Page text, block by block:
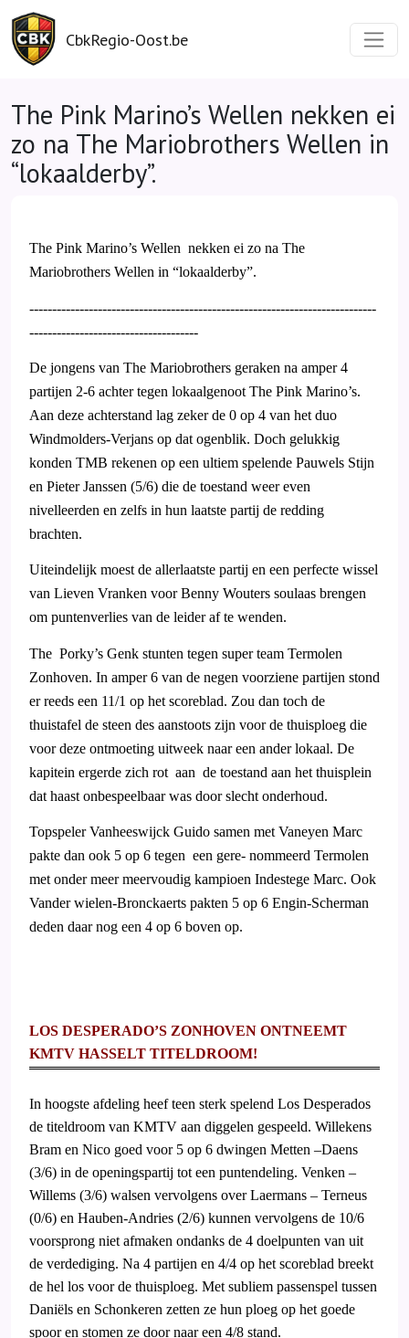
CbkRegio-Oost.be
The Pink Marino’s Wellen nekken ei
zo na The Mariobrothers Wellen in
“lokaalderby”.
The Pink Marino’s Wellen nekken ei zo na The
Mariobrothers Wellen in “lokaalderby”.
----------------------------------------------------------------------------
-------------------------------------
De jongens van The Mariobrothers geraken na amper 4
partijen 2-6 achter tegen lokaalgenoot The Pink Marino’s.
Aan deze achterstand lag zeker de 0 op 4 van het duo
Windmolders-Verjans op dat ogenblik. Doch gelukkig
konden TMB rekenen op een ultiem spelende Pauwels Stijn
en Pieter Janssen (5/6) die de toestand weer even
nivelleerden en zelfs in hun laatste partij de redding
brachten.
Uiteindelijk moest de allerlaatste partij en een perfecte wissel
van Lieven Vranken voor Benny Wouters soulaas brengen
om puntenverlies van de leider af te wenden.
The Porky’s Genk stunten tegen super team Termolen
Zonhoven. In amper 6 van de negen voorziene partijen stond
er reeds een 11/1 op het scoreblad. Zou dan toch de
thuistafel de steen des aanstoots zijn voor de thuisploeg die
voor deze ontmoeting uitweek naar een ander lokaal. De
kapitein ergerde zich rot aan de toestand aan het thuisplein
dat haast onbespeelbaar was door slecht onderhoud.
Topspeler Vanheeswijck Guido samen met Vaneyen Marc
pakte dan ook 5 op 6 tegen een gere- nommeerd Termolen
met onder meer meervoudig kampioen Indestege Marc. Ook
Vander wielen-Bronckaerts pakten 5 op 6 Engin-Scherman
deden daar nog een 4 op 6 boven op.
LOS DESPERADO’S ZONHOVEN ONTNEEMT
KMTV HASSELT TITELDROOM!
In hoogste afdeling heef teen sterk spelend Los Desperados
de titeldroom van KMTV aan diggelen gespeeld. Willekens
Bram en Nico goed voor 5 op 6 dwingen Metten –Daens
(3/6) in de openingspartij tot een puntendeling. Venken –
Willems (3/6) walsen vervolgens over Laermans – Terneus
(0/6) en Hauben-Andries (2/6) kunnen vervolgens de 10/6
voorsprong niet afmaken ondanks de 4 doelpunten van uit
de verdediging. Na 4 partijen en 4/4 op het scoreblad breekt
de hel los voor de thuisploeg. Met subliem passenspel tussen
Daniëls en Schonkeren zetten ze hun ploeg op het goede
spoor en stomen ze door naar een 4/8 stand.